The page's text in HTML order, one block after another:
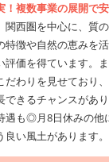
複数事業の展開で
西圏を中心に、質
特徴や自然の恵みを
評価を得ています。
だわりを見せており
できるチャンスがあ
遇も◎月8日休みの
良い風土があります